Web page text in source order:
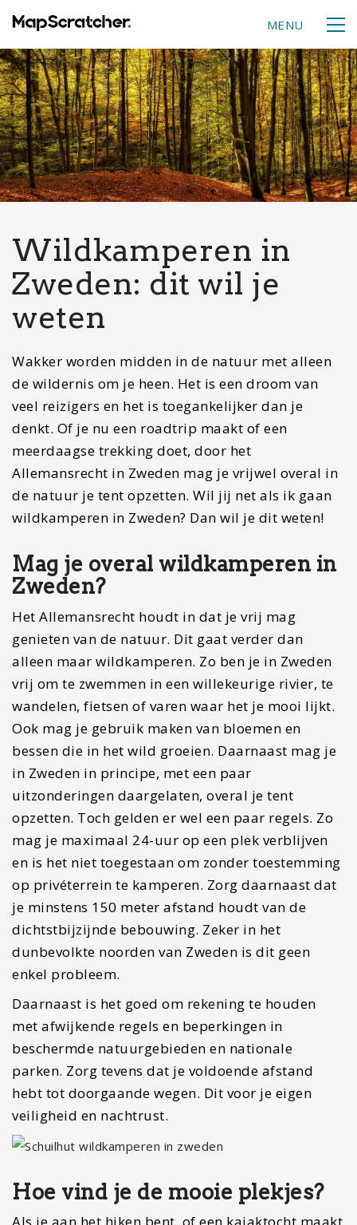
MENU
Wildkamperen in
Zweden: dit wil je
weten
Wakker worden midden in de natuur met alleen
de wildernis om je heen. Het is een droom van
veel reizigers en het is toegankelijker dan je
denkt. Of je nu een roadtrip maakt of een
meerdaagse trekking doet, door het
Allemansrecht in Zweden mag je vrijwel overal in
de natuur je tent opzetten. Wil jij net als ik gaan
wildkamperen in Zweden? Dan wil je dit weten!
Mag je overal wildkamperen in
Zweden?
Het Allemansrecht houdt in dat je vrij mag
genieten van de natuur. Dit gaat verder dan
alleen maar wildkamperen. Zo ben je in Zweden
vrij om te zwemmen in een willekeurige rivier, te
wandelen, fietsen of varen waar het je mooi lijkt.
Ook mag je gebruik maken van bloemen en
bessen die in het wild groeien. Daarnaast mag je
in Zweden in principe, met een paar
uitzonderingen daargelaten, overal je tent
opzetten. Toch gelden er wel een paar regels. Zo
mag je maximaal 24-uur op een plek verblijven
en is het niet toegestaan om zonder toestemming
op privéterrein te kamperen. Zorg daarnaast dat
je minstens 150 meter afstand houdt van de
dichtstbijzijnde bebouwing. Zeker in het
dunbevolkte noorden van Zweden is dit geen
enkel probleem.
Daarnaast is het goed om rekening te houden
met afwijkende regels en beperkingen in
beschermde natuurgebieden en nationale
parken. Zorg tevens dat je voldoende afstand
hebt tot doorgaande wegen. Dit voor je eigen
veiligheid en nachtrust.
Hoe vind je de mooie plekjes?